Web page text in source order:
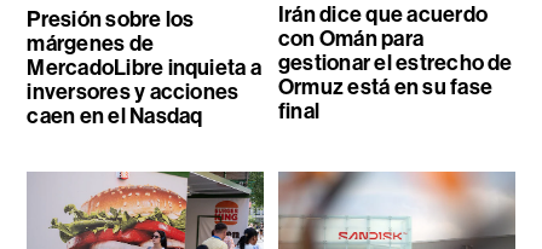
Presión sobre los
márgenes de
MercadoLibre inquieta a
inversores y acciones
caen en el Nasdaq
Irán dice que acuerdo
con Omán para
gestionar el estrecho de
Ormuz está en su fase
final